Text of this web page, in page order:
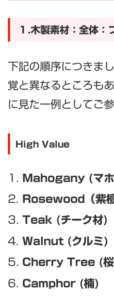
１.木製素材：全体
下記の順序につきま
覚と異なるところも
に見た一例としてご
High Value
Mahogany (マホ
Rosewood（紫檀
Teak (チーク材)
Walnut (クルミ)
Cherry Tree (
Camphor (楠)